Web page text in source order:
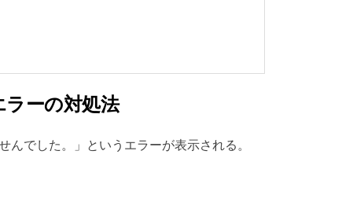
ラーの対処法
んでした。」というエラーが表示される。